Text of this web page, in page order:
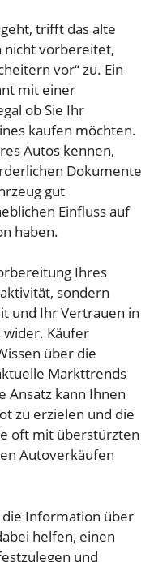
trifft das alte
nicht vorbereitet,
vor“ zu. Ein
mit einer
ob Sie Ihr
kaufen möchten.
Autos kennen,
Dokumente
gut
Einfluss auf
haben.
Ihres
sondern
und Ihr Vertrauen in
wider. Käufer
über die
Markttrends
Ansatz kann Ihnen
zu erzielen und die
oft mit überstürzten
Autoverkäufen
Information über
helfen, einen
und